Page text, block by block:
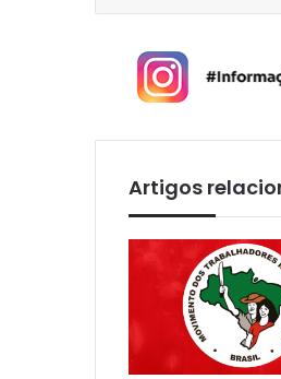
Artigos